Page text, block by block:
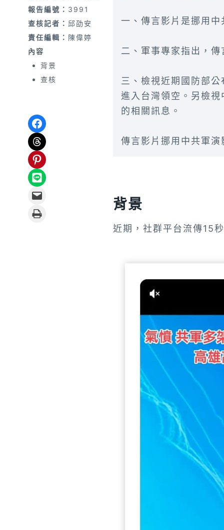
報告編號： 3991
查核記者： 邱劭安
責任編輯： 陳偉婷
內容
背景
查核
Share on Facebook
Share on Threads
Share on Pinterest
Share on LINE
Email this Page
Print this Page
一、傳言影片是挪用
二、軍事專家指出，
三、檢視近期國防部
進入台灣領空。另檢
的相關訊息。
傳言影片挪用中共軍
背景
近期，社群平台流傳15